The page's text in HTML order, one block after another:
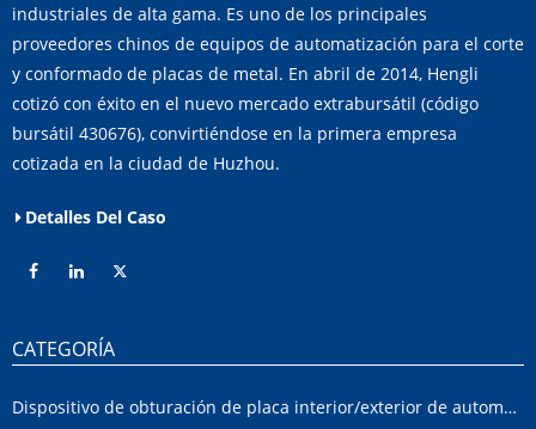
industriales de alta gama. Es uno de los principales
proveedores chinos de equipos de automatización para el corte
y conformado de placas de metal. En abril de 2014, Hengli
cotizó con éxito en el nuevo mercado extrabursátil (código
bursátil 430676), convirtiéndose en la primera empresa
cotizada en la ciudad de Huzhou.
Detalles Del Caso
CATEGORÍA
Dispositivo de obturación de placa interior/exterior de automóvil